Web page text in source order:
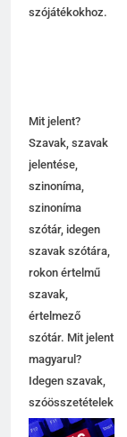
szójátékokhoz.
Mit jelent?
Szavak, szavak
jelentése,
szinoníma,
szinoníma
szótár, idegen
szavak szótára,
rokon értelmű
szavak,
értelmező
szótár. Mit jelent
magyarul?
Idegen szavak,
szóösszetételek
jelentése,